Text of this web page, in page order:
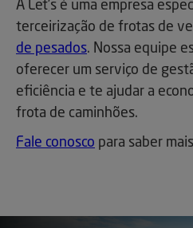
A Let’s é uma empresa
terceirização de frotas de
de pesados. Nossa equipe
oferecer um serviço de
eficiência e te ajudar a
frota de caminhões.
Fale conosco para saber